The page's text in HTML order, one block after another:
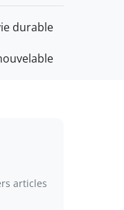
durable
articles